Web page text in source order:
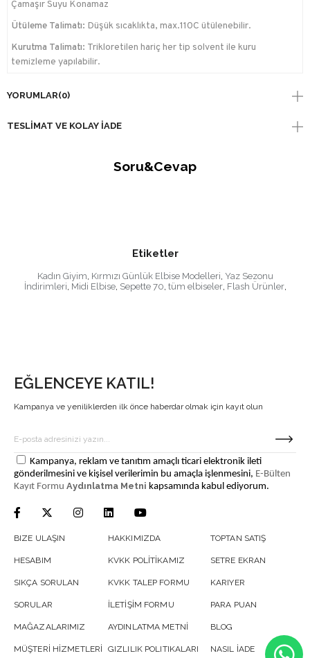
Çamaşır Suyu Konamaz
Ütüleme Talimatı: Düşük sıcaklıkta, max.110C ütülenebilir.
Kurutma Talimatı: Trikloretilen hariç her tip solvent ile kuru
temizleme yapılabilir.
YORUMLAR(0)
TESLIMAT VE KOLAY İADE
Soru&Cevap
Etiketler
Kadın Giyim, Kırmızı Günlük Elbise Modelleri, Yaz Sezonu
İndirimleri, Midi Elbise, Sepette 70, tüm elbiseler, Flash Ürünler,
EĞLENCEYE KATIL!
Kampanya ve yeniliklerden ilk önce haberdar olmak için kayıt olun
Kampanya, reklam ve tanıtım amaçlı ticari elektronik ileti
gönderilmesini ve kişisel verilerimin bu amaçla işlenmesini, E-Bülten
Kayıt Formu Aydınlatma Metni kapsamında kabul ediyorum.
BIZE ULAŞIN
HESABIM
SIKÇA SORULAN
SORULAR
MAĞAZALARIMIZ
MÜŞTERİ HİZMETLERİ
HAKKIMIZDA
KVKK POLİTİKAMIZ
KVKK TALEP FORMU
İLETİŞİM FORMU
AYDINLATMA METNİ
GIZLILIK POLITIKALARI
TOPTAN SATIŞ
SETRE EKRAN
KARIYER
PARA PUAN
BLOG
NASIL İADE